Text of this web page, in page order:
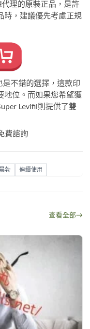
理的原裝正品，是許
時，建議優先考慮正規
是不錯的選擇，這款印
地位。而如果您希望獲
Levifil 則提供了雙
費諮詢
晨勃 連續使用
查看全部→